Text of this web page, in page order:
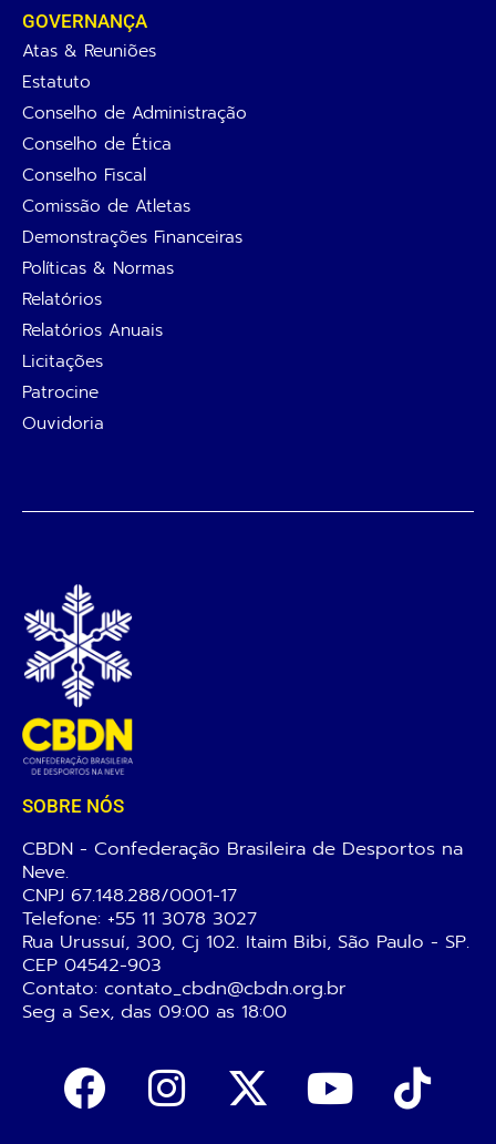
GOVERNANÇA
Atas & Reuniões
Estatuto
Conselho de Administração
Conselho de Ética
Conselho Fiscal
Comissão de Atletas
Demonstrações Financeiras
Políticas & Normas
Relatórios
Relatórios Anuais
Licitações
Patrocine
Ouvidoria
SOBRE NÓS
CBDN - Confederação Brasileira de Desportos na
Neve.
CNPJ 67.148.288/0001-17
Telefone: +55 11 3078 3027
Rua Urussuí, 300, Cj 102. Itaim Bibi, São Paulo - SP.
CEP 04542-903
Contato: contato_cbdn@cbdn.org.br
Seg a Sex, das 09:00 as 18:00